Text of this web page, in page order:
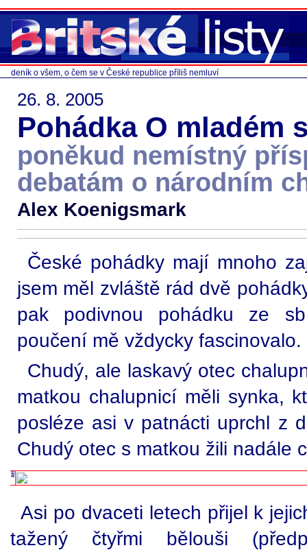
deník o všem, o čem se v České republice příliš nemluví
26. 8. 2005
Pohádka O mladém
poněkud nemístný
debatám o národním
Alex Koenigsmark
České pohádky mají mnoho
jsem měl zvláště rád dvě
pak podivnou pohádku ze
poučení mě vždycky fascinovalo.
Chudý, ale laskavý otec
matkou chalupnicí měli synka,
posléze asi v patnácti uprchl z
Chudý otec s matkou žili nadále
Asi po dvaceti letech přijel k
tažený čtyřmi bělouši